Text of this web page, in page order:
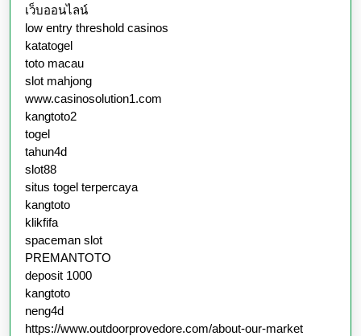
เว็บออนไลน์
low entry threshold casinos
katatogel
toto macau
slot mahjong
www.casinosolution1.com
kangtoto2
togel
tahun4d
slot88
situs togel terpercaya
kangtoto
klikfifa
spaceman slot
PREMANTOTO
deposit 1000
kangtoto
neng4d
https://www.outdoorprovedore.com/about-our-market